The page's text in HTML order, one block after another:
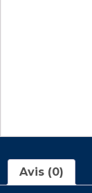
Avis (0)